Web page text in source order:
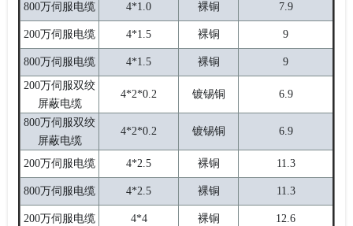
800万伺服电缆 4*1.0 裸铜 7.9
200万伺服电缆 4*1.5 裸铜 9
800万伺服电缆 4*1.5 裸铜
9
200万伺服双绞
屏蔽电缆
4*2*0.2 镀锡铜 6.9
800万伺服双绞
屏蔽电缆
4*2*0.2 镀锡铜 6.9
200万伺服电缆 4*2.5 裸铜 11.3
800万伺服电缆 4*2.5 裸铜 11.3
200万伺服电缆 4*4 裸铜 12.6